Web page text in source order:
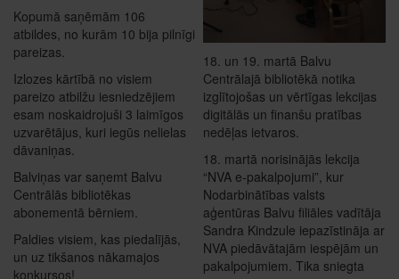
Kopumā saņēmām 106
atbildes, no kurām 10 bija pilnīgi
pareizas.
Izlozes kārtībā no visiem
pareizo atbilžu iesniedzējiem
esam noskaidrojuši 3 laimīgos
uzvarētājus, kuri iegūs nelielas
dāvaniņas.
Balviņas var saņemt Balvu
Centrālās bibliotēkas
abonementā bērniem.
Paldies visiem, kas piedalījās,
un uz tikšanos nākamajos
konkursos!
18. un 19. martā Balvu
Centrālajā bibliotēkā notika
izglītojošas un vērtīgas lekcijas
digitālās un finanšu pratības
nedēļas ietvaros.
18. martā norisinājās lekcija
“NVA e-pakalpojumi”, kur
Nodarbinātības valsts
aģentūras Balvu filiāles vadītāja
Sandra Kindzule iepazīstināja ar
NVA piedāvātajām iespējām un
pakalpojumiem. Tika sniegta